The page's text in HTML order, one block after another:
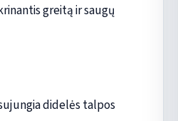
greitą ir saugų
didelės talpos